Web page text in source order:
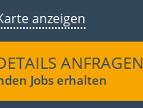
anzeigen
ANFRAGEN
Jobs erhalten